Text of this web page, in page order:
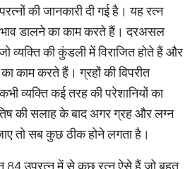
की जानकारी दी गई है। यह रत्न
डालने का काम करते हैं। दरअसल
व्यक्ति की कुंडली में विराजित होते हैं और
काम करते हैं। ग्रहों की विपरीत
व्यक्ति कई तरह की परेशानियों का
की सलाह के बाद अगर ग्रह और लग्न
तो सब कुछ ठीक होने लगता है।